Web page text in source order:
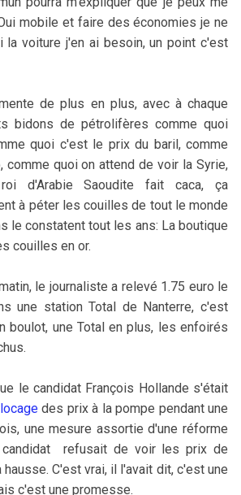
mobile et faire des économies je ne
la voiture j'en ai besoin, un point c'est
de plus en plus, avec à chaque
bidons de pétrolifères comme quoi
quoi c'est le prix du baril, comme
comme quoi on attend de voir la Syrie,
d'Arabie Saoudite fait caca, ça
à péter les couilles de tout le monde
le constatent tout les ans: La boutique
couilles en or.
le journaliste a relevé 1.75 euro le
une station Total de Nanterre, c'est
boulot, une Total en plus, les enfoirés
le candidat François Hollande s'était
des prix à la pompe pendant une
une mesure assortie d'une réforme
refusait de voir les prix de
C'est vrai, il l'avait dit, c'est une
c'est une promesse.